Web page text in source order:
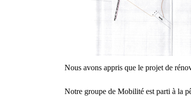
Nous avons appris que le projet de
Notre groupe de Mobilité est parti à la